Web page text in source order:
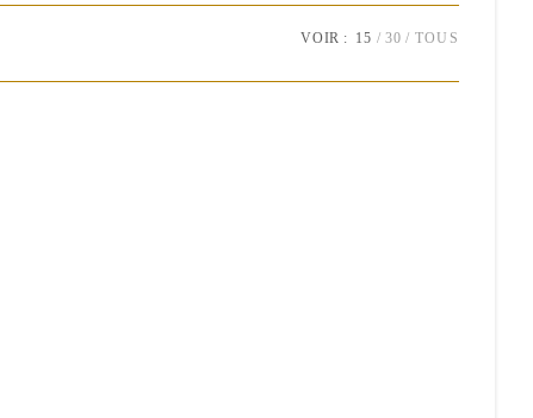
VOIR : 15 30 TOUS